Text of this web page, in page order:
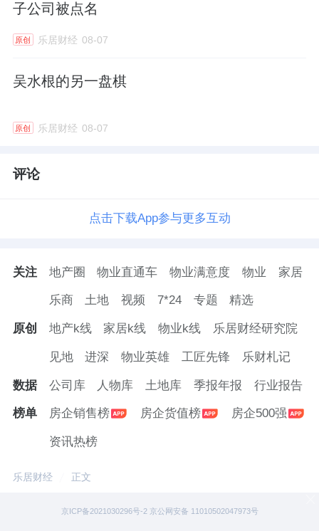
子公司被点名
原创 乐居财经 08-07
吴水根的另一盘棋
原创 乐居财经 08-07
评论
点击下载App参与更多互动
关注 地产圈 物业直通车 物业满意度 物业 家居
乐商 土地 视频 7*24 专题 精选
原创 地产k线 家居k线 物业k线 乐居财经研究院
见地 进深 物业英雄 工匠先锋 乐财札记
数据 公司库 人物库 土地库 季报年报 行业报告
榜单 房企销售榜 房企货值榜 房企500强
资讯热榜
乐居财经 正文
京ICP备2021030296号-2 京公网安备 11010502047973号